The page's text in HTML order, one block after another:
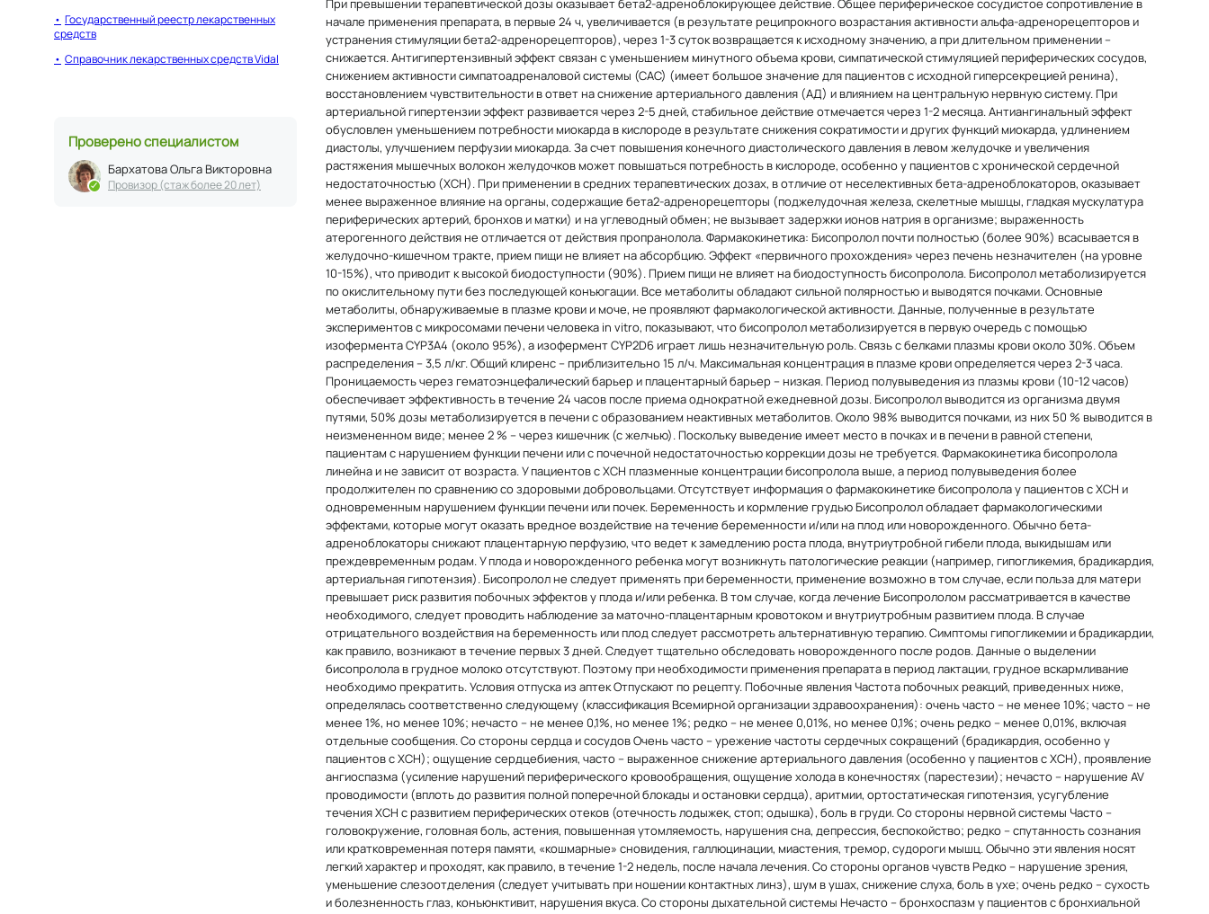
Государственный реестр лекарственных
средств
Справочник лекарственных средств Vidal
Проверено специалистом
Бархатова Ольга Викторовна
Провизор (стаж более 20 лет)